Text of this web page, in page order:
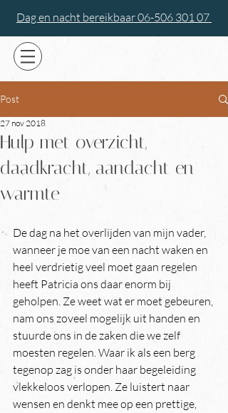
Dag en nacht bereikbaar 06-506 301 07
Post
Hulp met overzicht,
daadkracht, aandacht en
warmte
27 nov 2018
De dag na het overlijden van mijn vader,
wanneer je moe van een nacht waken en
heel verdrietig veel moet gaan regelen
heeft Patricia ons daar enorm bij
geholpen. Ze weet wat er moet gebeuren,
nam ons zoveel mogelijk uit handen en
stuurde ons in de zaken die we zelf
moesten regelen. Waar ik als een berg
tegenop zag is onder haar begeleiding
vlekkeloos verlopen. Ze luistert naar
wensen en denkt mee op een prettige,